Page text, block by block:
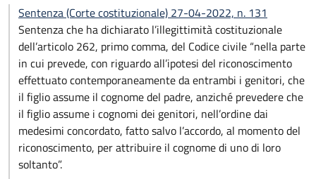
Sentenza (Corte costituzionale) 27-04-2022, n. 131
Sentenza che ha dichiarato l’illegittimità costituzionale
dell’articolo 262, primo comma, del Codice civile “nella parte
in cui prevede, con riguardo all’ipotesi del riconoscimento
effettuato contemporaneamente da entrambi i genitori, che
il figlio assume il cognome del padre, anziché prevedere che
il figlio assume i cognomi dei genitori, nell’ordine dai
medesimi concordato, fatto salvo l’accordo, al momento del
riconoscimento, per attribuire il cognome di uno di loro
soltanto”.